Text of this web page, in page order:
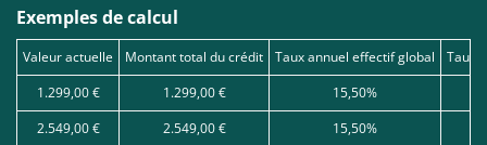
Exemples de calcul
Valeur actuelle Montant total du crédit Taux annuel effectif global
Taux
1.299,00 €
1.299,00 €
15,50%
2.549,00 €
2.549,00 €
15,50%